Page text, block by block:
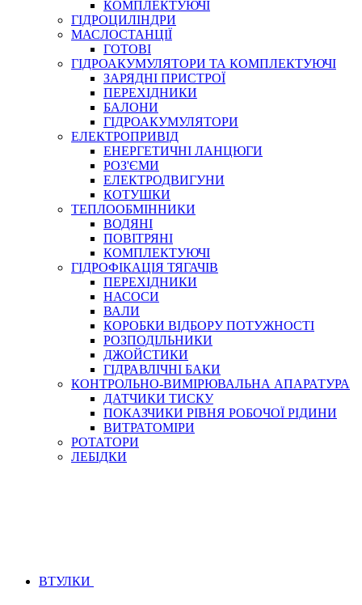
СПЕЦІАЛЬНІ
ГЕРМЕТИКИ
КЛЕЇ, ЦЕМЕНТИ, ЕПОКСИДКИ
РЕМОНТ ГІДРОЦИЛІНДРІВ
БОРЕКС, ЕО
КОМПЛЕКТУЮЧІ
ГІДРОЦИЛІНДРИ
МАСЛОСТАНЦІЇ
ГОТОВІ
ГІДРОАКУМУЛЯТОРИ ТА КОМПЛЕКТУЮЧІ
ЗАРЯДНІ ПРИСТРОЇ
ПЕРЕХІДНИКИ
БАЛОНИ
ГІДРОАКУМУЛЯТОРИ
ЕЛЕКТРОПРИВІД
ЕНЕРГЕТИЧНІ ЛАНЦЮГИ
РОЗ'ЄМИ
ЕЛЕКТРОДВИГУНИ
КОТУШКИ
ТЕПЛООБМІННИКИ
ВОДЯНІ
ПОВІТРЯНІ
КОМПЛЕКТУЮЧІ
ГІДРОФІКАЦІЯ ТЯГАЧІВ
ПЕРЕХІДНИКИ
НАСОСИ
ВАЛИ
КОРОБКИ ВІДБОРУ ПОТУЖНОСТІ
РОЗПОДІЛЬНИКИ
ДЖОЙСТИКИ
ГІДРАВЛІЧНІ БАКИ
КОНТРОЛЬНО-ВИМІРЮВАЛЬНА АПАРАТУРА
ДАТЧИКИ ТИСКУ
ПОКАЗЧИКИ РІВНЯ РОБОЧОЇ РІДИНИ
ВИТРАТОМІРИ
РОТАТОРИ
ЛЕБІДКИ
ВТУЛКИ